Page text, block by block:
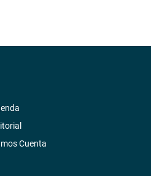
Cuenta